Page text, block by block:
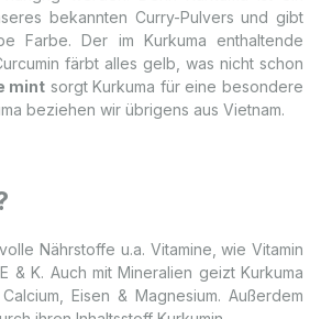
bekannten Curry-Pulvers und gibt
Farbe. Der im Kurkuma enthaltende
färbt alles gelb, was nicht schon
mint sorgt Kurkuma für eine besondere
beziehen wir übrigens aus Vietnam.
Nährstoffe u.a. Vitamine, wie Vitamin
& K. Auch mit Mineralien geizt Kurkuma
Eisen & Magnesium. Außerdem